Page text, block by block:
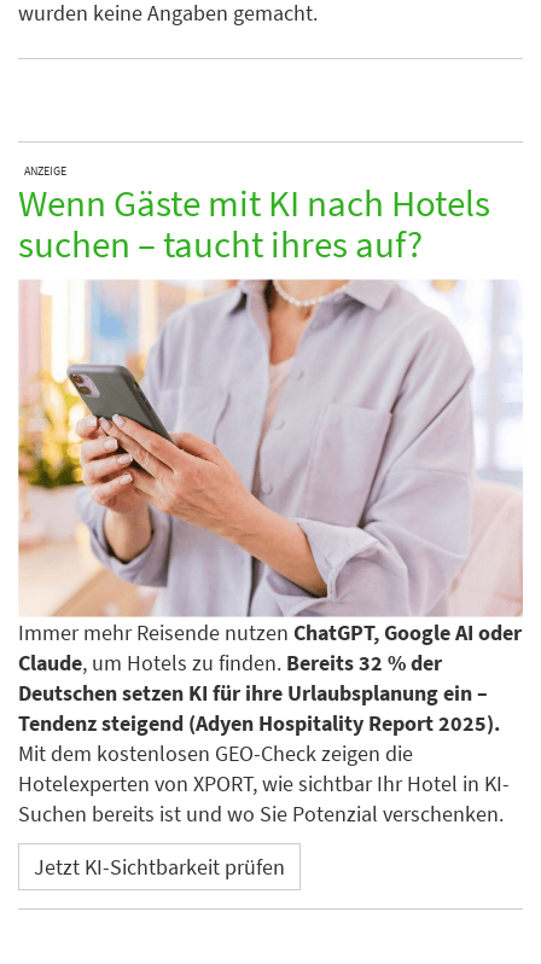
wurden keine Angaben gemacht.
ANZEIGE
Wenn Gäste mit KI nach Hotels
suchen – taucht ihres auf?
Immer mehr Reisende nutzen ChatGPT, Google AI oder
Claude, um Hotels zu finden. Bereits 32 % der
Deutschen setzen KI für ihre Urlaubsplanung ein –
Tendenz steigend (Adyen Hospitality Report 2025).
Mit dem kostenlosen GEO-Check zeigen die
Hotelexperten von XPORT, wie sichtbar Ihr Hotel in KI-
Suchen bereits ist und wo Sie Potenzial verschenken.
Jetzt KI-Sichtbarkeit prüfen